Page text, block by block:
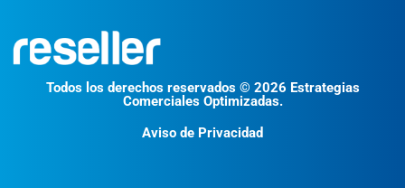
Todos los derechos reservados © 2026 Estrategias
Comerciales Optimizadas.
Aviso de Privacidad